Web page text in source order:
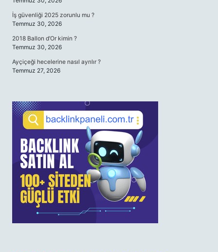
İş güvenliği 2025 zorunlu mu ?
Temmuz 30, 2026
2018 Ballon d’Or kimin ?
Temmuz 30, 2026
Ayçiçeği hecelerine nasıl ayrılır ?
Temmuz 27, 2026